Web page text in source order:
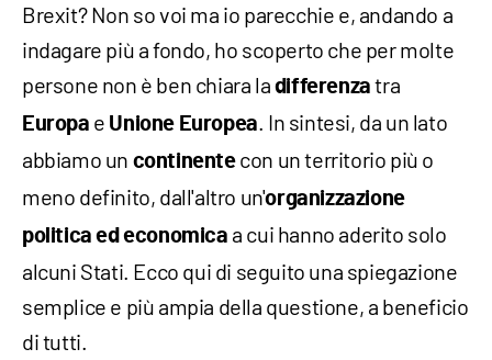
Brexit? Non so voi ma io parecchie e, andando a
indagare più a fondo, ho scoperto che per molte
persone non è ben chiara la differenza tra
Europa e Unione Europea. In sintesi, da un lato
abbiamo un continentecon un territorio più o
meno definito, dall'altro un'organizzazione
politica ed economica a cui hanno aderito solo
alcuni Stati. Ecco qui di seguito una spiegazione
semplice e più ampia della questione, a beneficio
di tutti.